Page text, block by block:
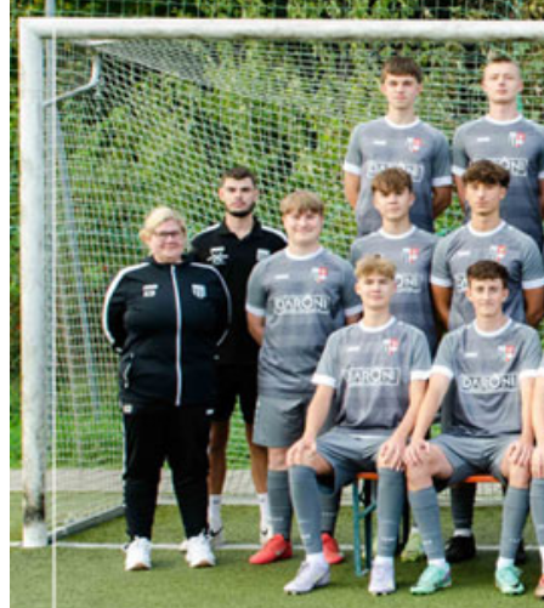
1.FC Sand a. Main